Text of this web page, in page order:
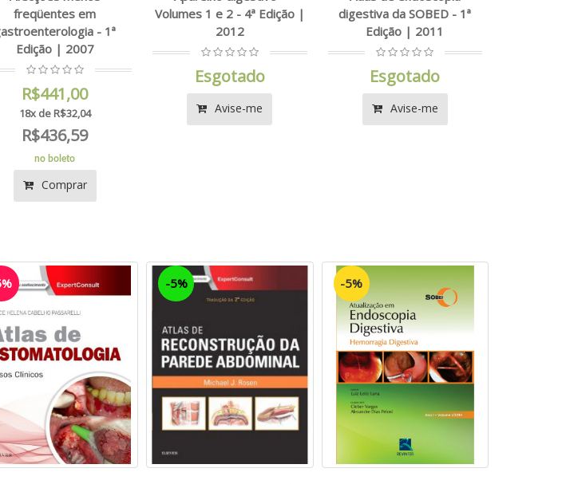
freqüentes em
- 1ª
Edição | 2007
R$441,00
18x de R$32,04
R$436,59
no boleto
Comprar
Volumes 1 e 2 - 4ª Edição |
2012
Esgotado
Avise-me
digestiva da SOBED - 1ª
Edição | 2011
Esgotado
Avise-me
-5% -5%